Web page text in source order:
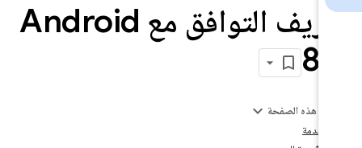
تعريف التوافق مع Android
على هذه الصفحة